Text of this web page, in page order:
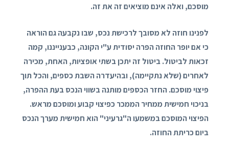
מוסכם, ואלה אינם מוציאים זה את זה.
לפנינו חוזה לא מסובך לרכישת נכס, שבו נקבעה גם הוראה
כי אם יופר החוזה הפרה יסודית ע"י הקונה, כבענייננו, קמה
זכאות לביטול. ביטול זה יתכן בשתי אופציות, האחת, מכירה
לאחרים (שלא נתקיימה), ובהיעדרה השבת כספים, והכל תוך
פיצוי מוסכם. החזר הכספים מותנה בשווי הנכס בעת ההפרה,
בניכוי חמישית ממחיר הממכר כפיצוי קבוע ומוסכם מראש.
הפיצוי המוסכם במשמעו ה"גרעיני" הוא חמישית מערך הנכס
ביום כריתת החוזה.